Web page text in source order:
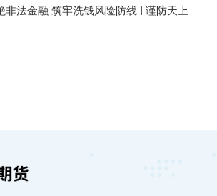
非法金融 筑牢洗钱风险防线 | 谨防天上